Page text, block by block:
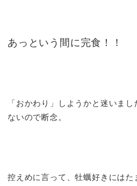
あっという間に完食！！
「おかわり」しようかと迷いま
ないので断念。
控えめに言って、牡蠣好きにはた